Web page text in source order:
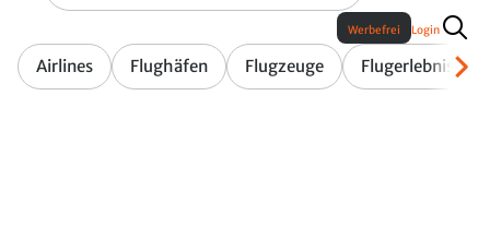
Airlines Flughäfen Flugzeuge Flugerlebnis
Werbefrei Login